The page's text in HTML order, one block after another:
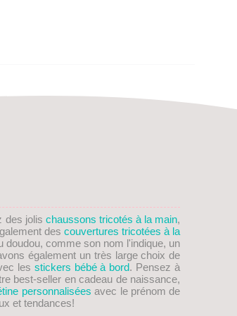
des jolis chaussons tricotés à la main,
des couvertures tricotées à la
doudou, comme son nom l'indique, un
également un très large choix de
les stickers bébé à bord. Pensez à
best-seller en cadeau de naissance,
personnalisées avec le prénom de
et tendances!